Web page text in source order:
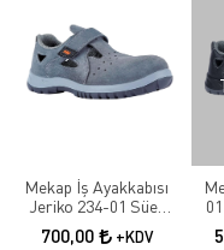
Mekap İş Ayakkabısı
Jeriko 234-01 Süet
S1 Çelik Burun
700,00 +KDV